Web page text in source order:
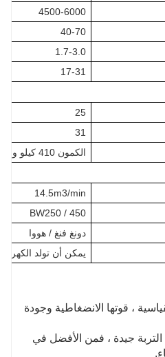
4500-6000
40-70
1.7-3.0
17-31
25
31
الكمون 410 كيلو واط
14.5m3/min
BW250 / 450
دونغ فنغ / هووا
يمكن أن تولد
، قوتها الانضغاطية وجودة
التربة جيدة ، فمن الأفضل في